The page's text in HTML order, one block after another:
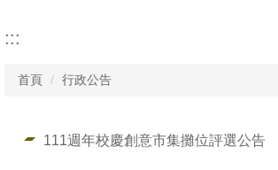
活動資訊
:::
首頁 行政公告
111週年校慶創意市集攤位評選公告